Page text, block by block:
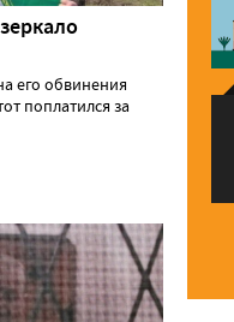
его обвинения
поплатился за